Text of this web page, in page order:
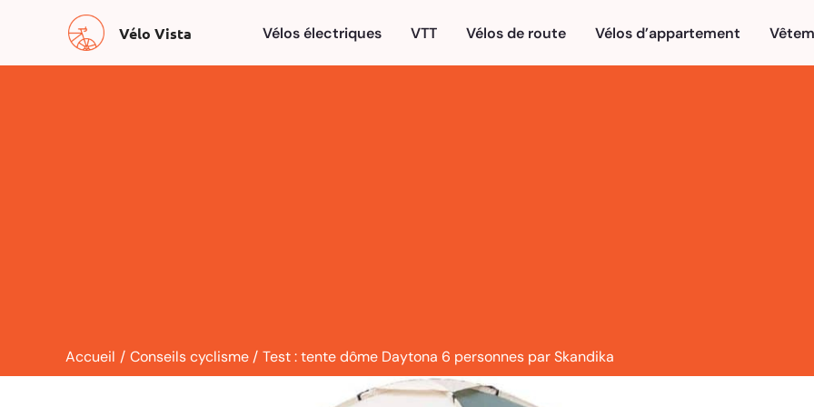
contenu
Vélo Vista Vélos électriques VTT Vélos de route Vélos d’appartement
Accueil Conseils cyclisme Test : tente dôme Daytona 6 personnes par Skandika